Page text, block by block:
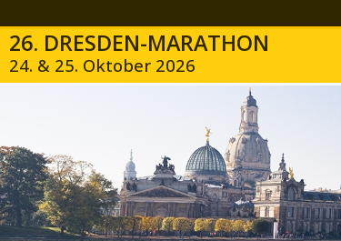
26. DRESDEN-MARATHON
24. & 25. Oktober 2026